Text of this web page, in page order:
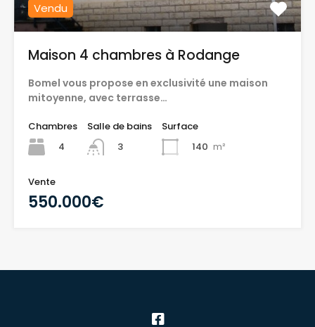
Vendu
Maison 4 chambres à Rodange
Bomel vous propose en exclusivité une maison
mitoyenne, avec terrasse…
Chambres
4
Salle de bains
3
Surface
140 m²
Vente
550.000€